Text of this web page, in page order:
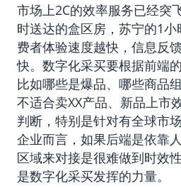
市场上2C的效率服务已经突
时送达的盒区房，苏宁的1
费者体验速度越快，信息反
快。数字化采买要根据前端
比如哪些是爆品、哪些商品
不适合卖XX产品、新品上市
判断，特别是针对有全球市
企业而言，如果后端是依靠
区域来对接是很难做到时效
是数字化采买发挥的力量。